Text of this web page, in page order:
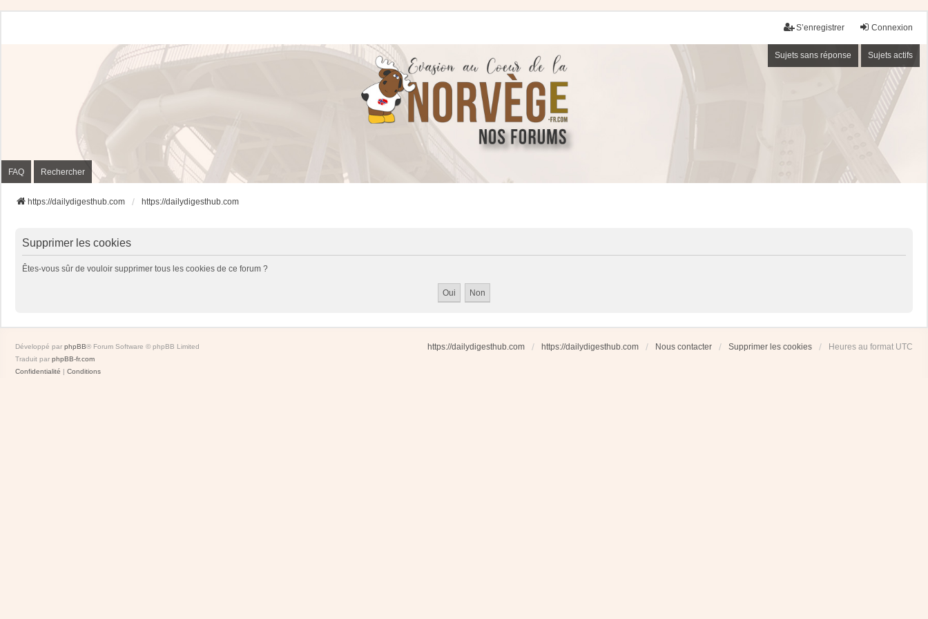
Connexion
S’enregistrer
Sujets sans réponse Sujets actifs
FAQ Rechercher
https://dailydigesthub.com https://dailydigesthub.com
Supprimer les cookies
Êtes-vous sûr de vouloir supprimer tous les cookies de ce forum ?
https://dailydigesthub.com https://dailydigesthub.com Nous contacter Supprimer les cookies Heures au format UTC
Développé par phpBB® Forum Software © phpBB Limited
Traduit par phpBB-fr.com
Confidentialité | Conditions